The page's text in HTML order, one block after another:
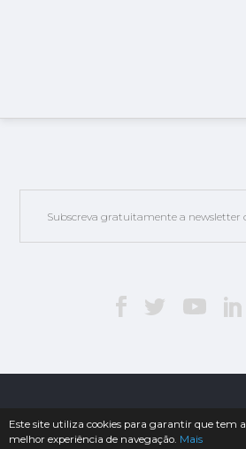
Este site utiliza cookies para garantir que tem a
melhor experiência de navegação. Mais